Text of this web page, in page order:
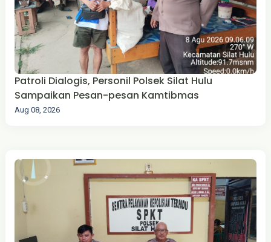
Patroli Dialogis, Personil Polsek Silat Hulu
Sampaikan Pesan-pesan Kamtibmas
Aug 08, 2026